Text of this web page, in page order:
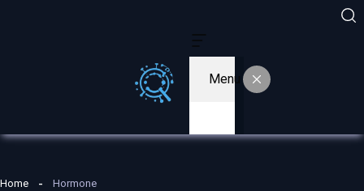
Menu
Home Hormone